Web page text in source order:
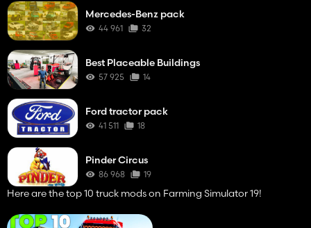
Here are the top 10 truck mods on Farming Simulator 19!
Mercedes-Benz pack
44 961 32
Best Placeable Buildings
57 925 14
Ford tractor pack
41 511 18
Pinder Circus
86 968 19